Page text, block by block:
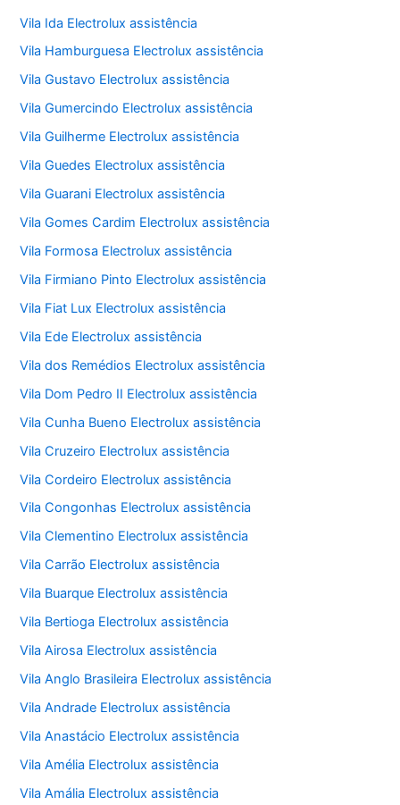
Vila Ida Electrolux assistência
Vila Hamburguesa Electrolux assistência
Vila Gustavo Electrolux assistência
Vila Gumercindo Electrolux assistência
Vila Guilherme Electrolux assistência
Vila Guedes Electrolux assistência
Vila Guarani Electrolux assistência
Vila Gomes Cardim Electrolux assistência
Vila Formosa Electrolux assistência
Vila Firmiano Pinto Electrolux assistência
Vila Fiat Lux Electrolux assistência
Vila Ede Electrolux assistência
Vila dos Remédios Electrolux assistência
Vila Dom Pedro II Electrolux assistência
Vila Cunha Bueno Electrolux assistência
Vila Cruzeiro Electrolux assistência
Vila Cordeiro Electrolux assistência
Vila Congonhas Electrolux assistência
Vila Clementino Electrolux assistência
Vila Carrão Electrolux assistência
Vila Buarque Electrolux assistência
Vila Bertioga Electrolux assistência
Vila Airosa Electrolux assistência
Vila Anglo Brasileira Electrolux assistência
Vila Andrade Electrolux assistência
Vila Anastácio Electrolux assistência
Vila Amélia Electrolux assistência
Vila Amália Electrolux assistência